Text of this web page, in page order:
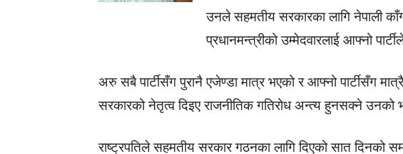
उनले सहमतीय सरकारका लागि नेपाली
प्रधानमन्त्रीको उम्मेदवारलाई आफ्नो
अरु सबै पार्टीसँग पुरानै एजेण्डा मात्र भएको र आफ्नो पार्टीसँग
सरकारको नेतृत्व दिइए राजनीतिक गतिरोध अन्त्य हुनसक्ने उनको
राष्ट्रपतिले सहमतीय सरकार गठनका लागि दिएको सात दिनको